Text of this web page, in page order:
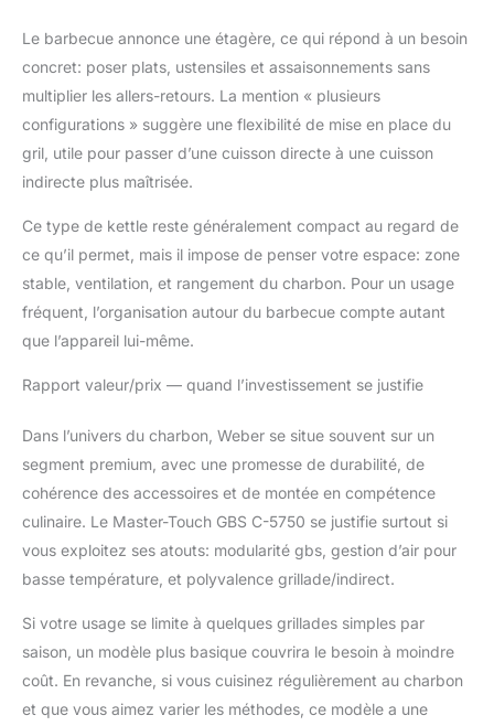
Le barbecue annonce une étagère, ce qui répond à un besoin
concret: poser plats, ustensiles et assaisonnements sans
multiplier les allers-retours. La mention « plusieurs
configurations » suggère une flexibilité de mise en place du
gril, utile pour passer d’une cuisson directe à une cuisson
indirecte plus maîtrisée.
Ce type de kettle reste généralement compact au regard de
ce qu’il permet, mais il impose de penser votre espace: zone
stable, ventilation, et rangement du charbon. Pour un usage
fréquent, l’organisation autour du barbecue compte autant
que l’appareil lui-même.
Rapport valeur/prix — quand l’investissement se justifie
Dans l’univers du charbon, Weber se situe souvent sur un
segment premium, avec une promesse de durabilité, de
cohérence des accessoires et de montée en compétence
culinaire. Le Master-Touch GBS C-5750 se justifie surtout si
vous exploitez ses atouts: modularité gbs, gestion d’air pour
basse température, et polyvalence grillade/indirect.
Si votre usage se limite à quelques grillades simples par
saison, un modèle plus basique couvrira le besoin à moindre
coût. En revanche, si vous cuisinez régulièrement au charbon
et que vous aimez varier les méthodes, ce modèle a une